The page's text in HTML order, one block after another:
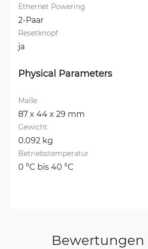
Ethernet Powering
2-Paar
Resetknopf
ja
Physical Parameters
Maße
87 x 44 x 29 mm
Gewicht
0.092 kg
Betriebstemperatur
0 °C bis 40 °C
Bewertungen